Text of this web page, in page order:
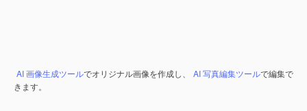
AI 画像生成ツールでオリジナル画像を作成し、 AI 写真編集ツールで編集で
きます。